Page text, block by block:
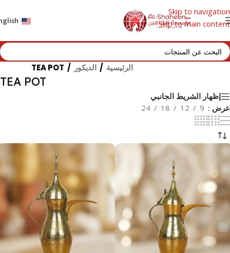
Skip to navigation
Skip to main content
الرئيسية / الديكور /
TEA POT
TEA POT
إظهار الشريط الجانبي
عرض
9
12
18
24